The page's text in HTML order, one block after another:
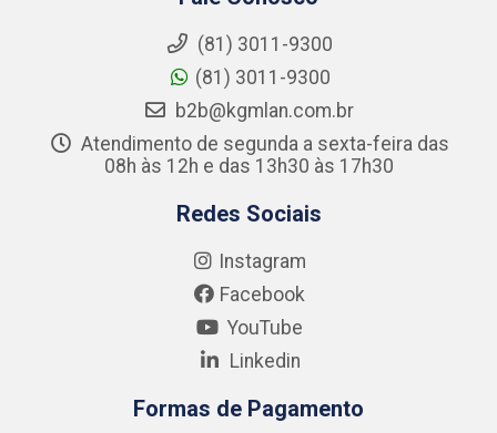
(81) 3011-9300
(81) 3011-9300
b2b@kgmlan.com.br
Atendimento de segunda a sexta-feira das
08h às 12h e das 13h30 às 17h30
Redes Sociais
Instagram
Facebook
YouTube
Linkedin
Formas de Pagamento